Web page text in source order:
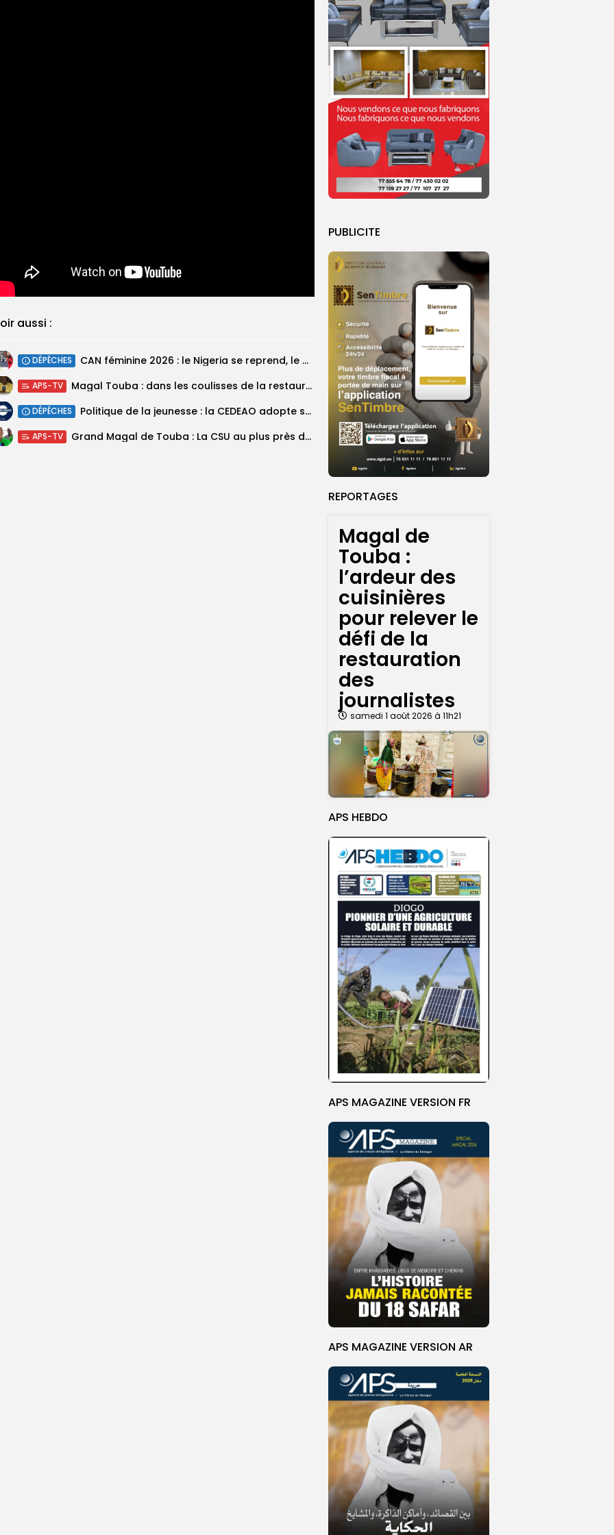
PUBLICITE
REPORTAGES
Magal de
Touba :
l’ardeur des
cuisinières
pour relever le
défi de la
restauration
des
journalistes
samedi 1 août 2026 à 11h21
APS HEBDO
APS MAGAZINE VERSION FR
APS MAGAZINE VERSION AR
aussi :
DÉPÊCHES ‎CAN féminine 2026 : le Nigeria se reprend, le Malawi surprend encore...
APS-TV Magal Touba : dans les coulisses de la restauration de la presse...
DÉPÊCHES Politique de la jeunesse : la CEDEAO adopte son plan d’actions stratégiques...
APS-TV Grand Magal de Touba : La CSU au plus près des pèlerins